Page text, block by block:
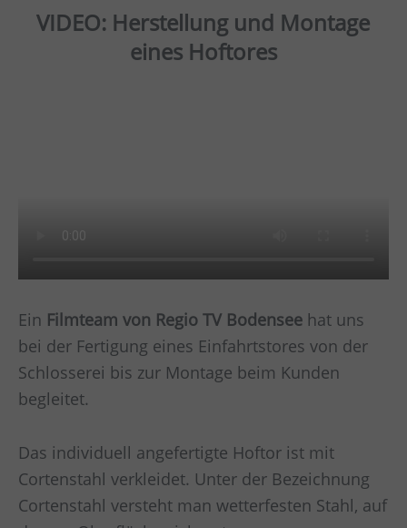
VIDEO: Herstellung und Montage
eines Hoftores
Ein Filmteam von Regio TV Bodensee hat uns
bei der Fertigung eines Einfahrtstores von der
Schlosserei bis zur Montage beim Kunden
begleitet.
Das individuell angefertigte Hoftor ist mit
Cortenstahl verkleidet. Unter der Bezeichnung
Cortenstahl versteht man wetterfesten Stahl, auf